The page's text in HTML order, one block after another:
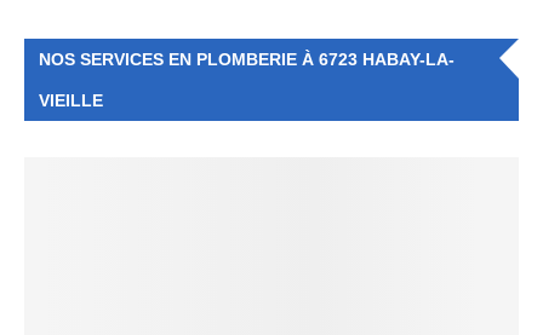
NOS SERVICES EN PLOMBERIE À 6723 HABAY-LA-
VIEILLE